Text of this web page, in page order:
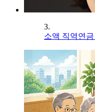
3.
소액 직역연